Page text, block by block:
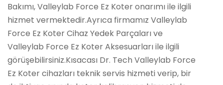
Bakımı, Valleylab Force Ez Koter onarımı ile ilgili
hizmet vermektedir.Ayrıca firmamız Valleylab
Force Ez Koter Cihaz Yedek Parçaları ve
Valleylab Force Ez Koter Aksesuarları ile ilgili
görüşebilirsiniz.Kısacası Dr. Tech Valleylab Force
Ez Koter cihazları teknik servis hizmeti verip, bir